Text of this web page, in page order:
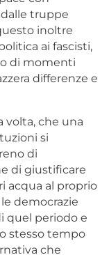
truppe
inoltre
ai fascisti,
di momenti
differenze e
volta, che una
si
di
di giustificare
acqua al proprio
democrazie
quel periodo e
stesso tempo
che